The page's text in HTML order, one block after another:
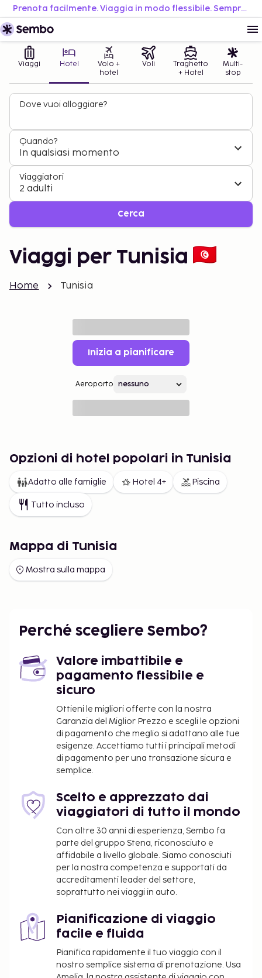
Prenota facilmente. Viaggia in modo flessibile. Sempre al miglior prezzo.
Viaggi Hotel
Volo +
hotel
Voli
Traghetto
+ Hotel
Multi-
stop
Dove vuoi alloggiare?
Quando?
In qualsiasi momento
Viaggiatori
2 adulti
Cerca
Viaggi per Tunisia
Home Tunisia
Inizia a pianificare
Aeroporto
Opzioni di hotel popolari in Tunisia
Adatto alle famiglie Hotel 4+ Piscina
Tutto incluso
Mappa di Tunisia
Mostra sulla mappa
Perché scegliere Sembo?
Valore imbattibile e
pagamento flessibile e
sicuro
Ottieni le migliori offerte con la nostra
Garanzia del Miglior Prezzo e scegli le opzioni
di pagamento che meglio si adattano alle tue
esigenze. Accettiamo tutti i principali metodi
di pagamento per una transazione sicura e
semplice.
Scelto e apprezzato dai
viaggiatori di tutto il mondo
Con oltre 30 anni di esperienza, Sembo fa
parte del gruppo Stena, riconosciuto e
affidabile a livello globale. Siamo conosciuti
per la nostra competenza e supportati da
accreditamenti leader del settore,
soprattutto nei viaggi in auto.
Pianificazione di viaggio
facile e fluida
Pianifica rapidamente il tuo viaggio con il
nostro semplice sistema di prenotazione. Usa